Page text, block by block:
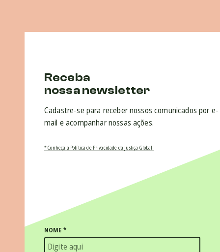
Receba
nossa newsletter
Cadastre-se para receber nossos comunicados por e-
mail e acompanhar nossas ações.
* Conheça a Política de Privacidade da Justiça Global.
NOME *